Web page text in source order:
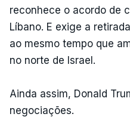
reconhece o acordo de
Líbano. E exige a
ao mesmo tempo que
no norte de Israel.
Ainda assim, Donald
negociações.